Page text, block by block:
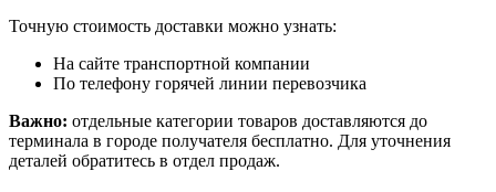
Точную стоимость доставки можно узнать:
На сайте транспортной компании
По телефону горячей линии перевозчика
Важно: отдельные категории товаров доставляются до
терминала в городе получателя бесплатно. Для уточнения
деталей обратитесь в отдел продаж.